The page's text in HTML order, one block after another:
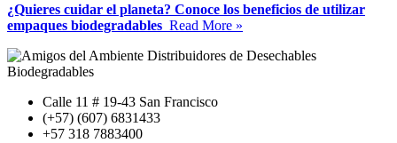
¿Quieres cuidar el planeta? Conoce los beneficios de utilizar
empaques biodegradables Read More »
Calle 11 # 19-43 San Francisco
(+57) (607) 6831433
+57 318 7883400